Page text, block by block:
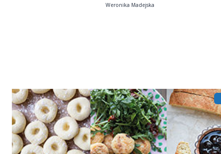
Weronika Madejska